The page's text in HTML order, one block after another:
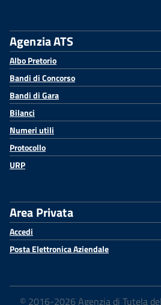
Agenzia ATS
Albo Pretorio
Bandi di Concorso
Bandi di Gara
Bilanci
Numeri utili
Protocollo
URP
Area Privata
Accedi
Posta Elettronica Aziendale
© 2016-2026 Agenzia di Tutela